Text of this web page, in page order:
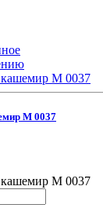
М 0037